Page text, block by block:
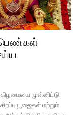
பெண்கள்
முன்னிட்டு,
பூஜைகள் மற்றும்